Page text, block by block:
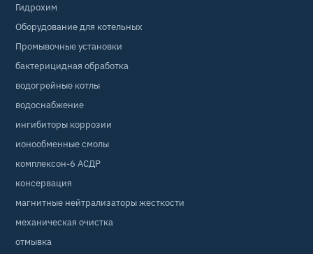
Гидрохим
Оборудование для котельных
Промывочные установки
бактерицидная обработка
водогрейные котлы
водоснабжение
ингибиторы коррозии
ионообменные смолы
комплексон-6 АСДР
консервация
магнитные нейтрализаторы жесткости
механическая очистка
отмывка